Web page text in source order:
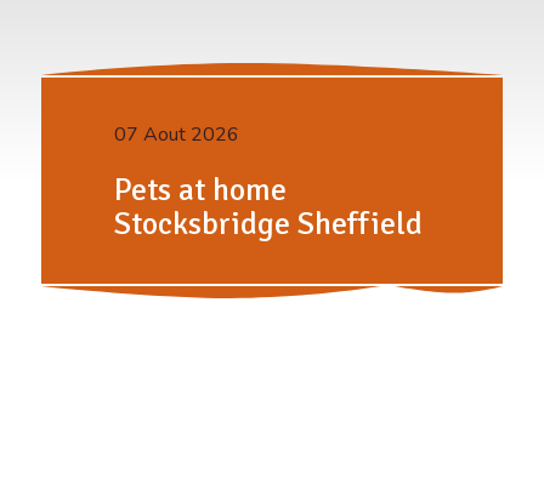
07 Aout 2026
Pets at home
Stocksbridge Sheffield